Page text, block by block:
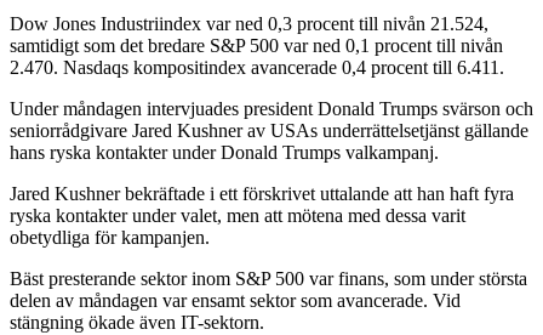
Dow Jones Industriindex var ned 0,3 procent till nivån 21.524,
samtidigt som det bredare S&P 500 var ned 0,1 procent till nivån
2.470. Nasdaqs kompositindex avancerade 0,4 procent till 6.411.
Under måndagen intervjuades president Donald Trumps svärson och
seniorrådgivare Jared Kushner av USAs underrättelsetjänst gällande
hans ryska kontakter under Donald Trumps valkampanj.
Jared Kushner bekräftade i ett förskrivet uttalande att han haft fyra
ryska kontakter under valet, men att mötena med dessa varit
obetydliga för kampanjen.
Bäst presterande sektor inom S&P 500 var finans, som under största
delen av måndagen var ensamt sektor som avancerade. Vid
stängning ökade även IT-sektorn.